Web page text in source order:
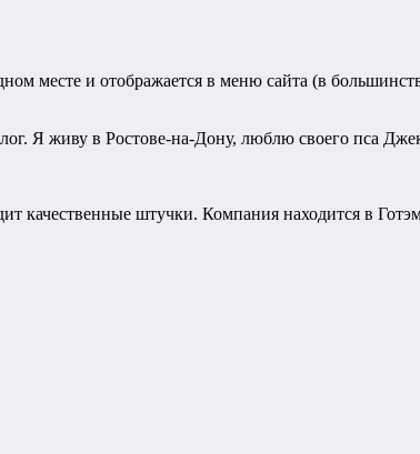
месте и отображается в меню сайта (в
Я живу в Ростове-на-Дону, люблю своего пса
штучки. Компания находится в